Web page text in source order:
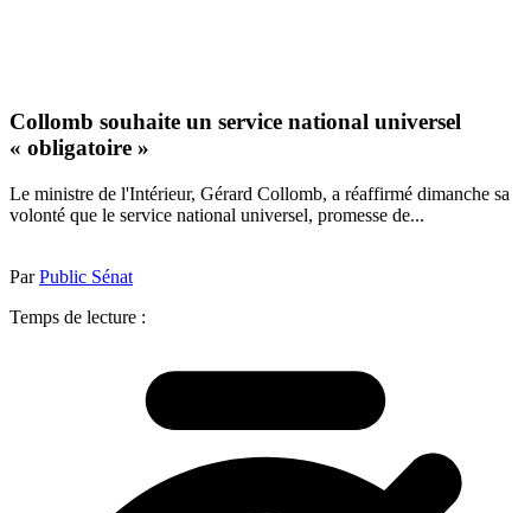
Collomb souhaite un service national universel
« obligatoire »
Le ministre de l'Intérieur, Gérard Collomb, a réaffirmé dimanche sa
volonté que le service national universel, promesse de...
ParPublic Sénat
Temps de lecture :